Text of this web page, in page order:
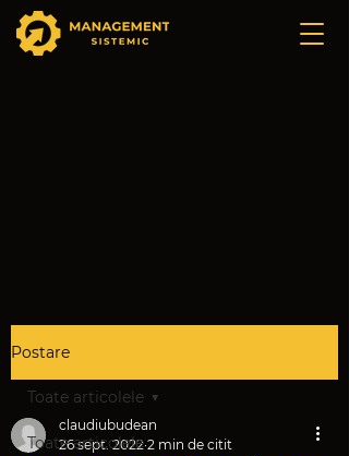
Postare
Toate articolele
Toate articolele
claudiubudean
26 sept. 2022 2 min de citit